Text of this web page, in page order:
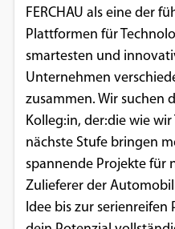
FERCHAU als eine der
Plattformen für
smartesten und
Unternehmen
zusammen. Wir suchen
Kolleg:in, der:die wie
nächste Stufe bringen
spannende Projekte für
Zulieferer der
Idee bis zur